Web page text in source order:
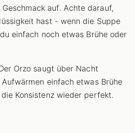
auf. Achte darauf,
hast - wenn die Suppe
einfach noch etwas Brühe oder
Orzo saugt über Nacht
einfach etwas Brühe
Konsistenz wieder perfekt.